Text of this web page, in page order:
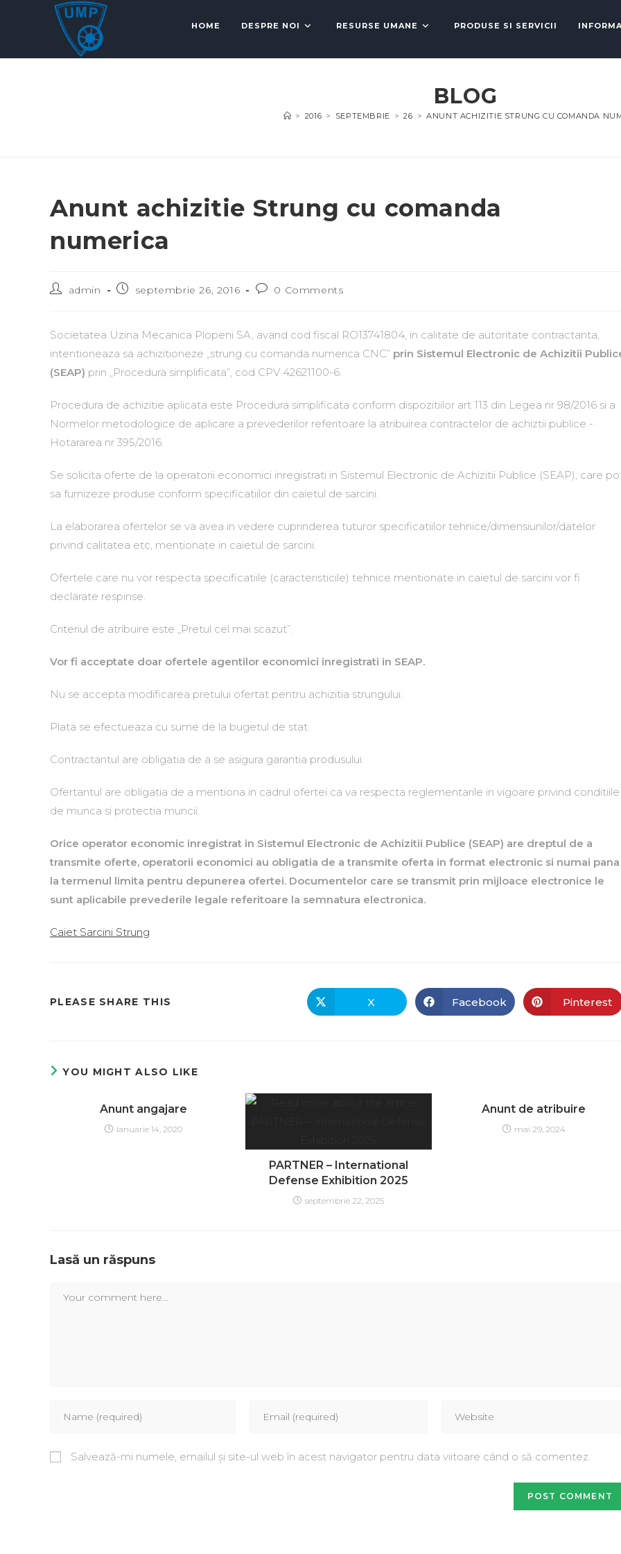
HOME DESPRE NOI RESURSE UMANE PRODUSE SI SERVICII
BLOG
> 2016 > SEPTEMBRIE > 26 > ANUNT ACHIZITIE STRUNG CU COMANDA
Anunt achizitie Strung cu comanda
numerica
admin septembrie 26, 2016 0 Comments
Societatea Uzina Mecanica Plopeni SA, avand cod fiscal RO13741804, in calitate de autoritate contractanta,
intentioneaza sa achizitioneze „strung cu comanda numerica CNC” prin Sistemul Electronic de Achizitii
(SEAP) prin „Procedura simplificata”, cod CPV 42621100-6.
Procedura de achizitie aplicata este Procedura simplificata conform dispozitiilor art 113 din Legea nr 98/2016 si a
Normelor metodologice de aplicare a prevederilor referitoare la atribuirea contractelor de achiztii publice -
Hotararea nr 395/2016.
Se solicita oferte de la operatorii economici inregistrati in Sistemul Electronic de Achizitii Publice (SEAP), care
sa furnizeze produse conform specificatiilor din caietul de sarcini.
La elaborarea ofertelor se va avea in vedere cuprinderea tuturor specificatiilor tehnice/dimensiunilor/datelor
privind calitatea etc, mentionate in caietul de sarcini.
Ofertele care nu vor respecta specificatiile (caracteristicile) tehnice mentionate in caietul de sarcini vor fi
declarate respinse.
Criteriul de atribuire este „Pretul cel mai scazut”.
Vor fi acceptate doar ofertele agentilor economici inregistrati in SEAP.
Nu se accepta modificarea pretului ofertat pentru achizitia strungului.
Plata se efectueaza cu sume de la bugetul de stat.
Contractantul are obligatia de a se asigura garantia produsului.
Ofertantul are obligatia de a mentiona in cadrul ofertei ca va respecta reglementarile in vigoare privind conditiile
de munca si protectia muncii.
Orice operator economic inregistrat in Sistemul Electronic de Achizitii Publice (SEAP) are dreptul de a
transmite oferte, operatorii economici au obligatia de a transmite oferta in format electronic si numai pana
la termenul limita pentru depunerea ofertei. Documentelor care se transmit prin mijloace electronice le
sunt aplicabile prevederile legale referitoare la semnatura electronica.
Caiet Sarcini Strung
PLEASE SHARE THIS X Facebook Pinterest
YOU MIGHT ALSO LIKE
Anunt angajare
ianuarie 14, 2020
PARTNER – International
Defense Exhibition 2025
septembrie 22, 2025
Anunt de atribuire
mai 29, 2024
Lasă un răspuns
Salvează-mi numele, emailul și site-ul web în acest navigator pentru data viitoare când o să comentez.